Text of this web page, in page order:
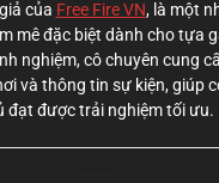
của Free Fire VN, là một
mê đặc biệt dành cho tựa
nghiệm, cô chuyên cung
và thông tin sự kiện, giúp
đạt được trải nghiệm tối ưu.